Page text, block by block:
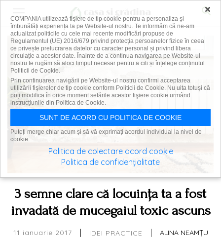
3 semne clare că locuința ta a fost
invadată de mucegaiul toxic ascuns
11 ianuarie 2017 | IDEI PRACTICE | ALINA NEAMȚU
×
COMPANIA utilizează fişiere de tip cookie pentru a personaliza și
îmbunătăți experiența ta pe Website-ul nostru. Te informăm că ne-am
actualizat politicile cu cele mai recente modificări propuse de
Regulamentul (UE) 2016/679 privind protecția persoanelor fizice în ceea
ce privește prelucrarea datelor cu caracter personal și privind libera
circulație a acestor date. Înainte de a continua navigarea pe Website-ul
nostru te rugăm să aloci timpul necesar pentru a citi și înțelege conținutul
Politicii de Cookie.
Prin continuarea navigării pe Website-ul nostru confirmi acceptarea
utilizării fişierelor de tip cookie conform Politicii de Cookie. Nu uita totuși că
poți modifica în orice moment setările acestor fişiere cookie urmând
instrucțiunile din Politica de Cookie.
SUNT DE ACORD CU POLITICA DE COOKIE
Puteți merge chiar acum și să vă exprimați acordul individual la nivel de
cookie:
Politica de colectare acord cookie
Politica de confidențialitate